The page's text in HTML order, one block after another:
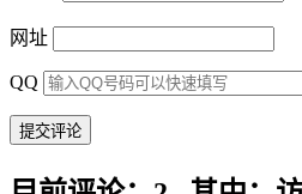
网址
QQ